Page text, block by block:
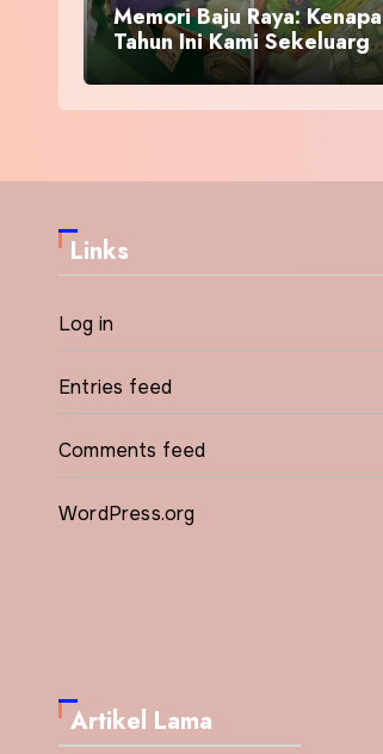
Memori Baju Raya: Kenapa
Tahun Ini Kami Sekeluarga
Kembali ke Pusat Pakaian
Hari-Hari?
Links
Log in
Entries feed
Comments feed
WordPress.org
Artikel Lama